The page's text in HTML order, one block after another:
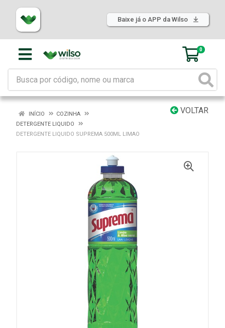
Baixe já o APP da Wilso
0
VOLTAR
INÍCIO
COZINHA
DETERGENTE LIQUIDO
DETERGENTE LIQUIDO SUPREMA 500ML LIMAO